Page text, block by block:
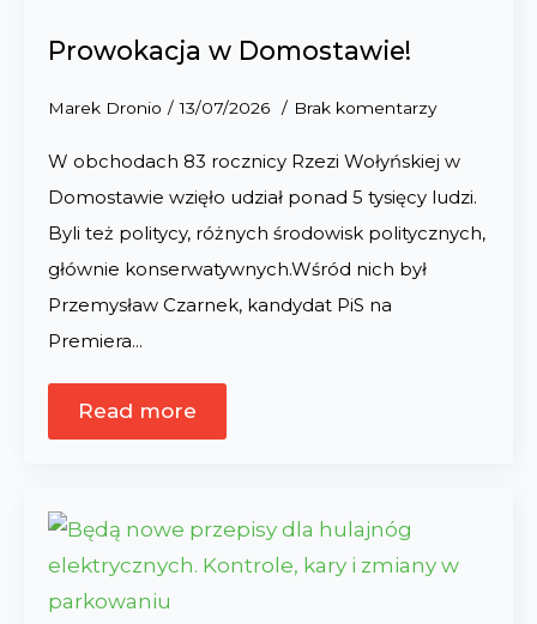
Prowokacja w Domostawie!
Marek Dronio 13/07/2026 Brak komentarzy
W obchodach 83 rocznicy Rzezi Wołyńskiej w
Domostawie wzięło udział ponad 5 tysięcy ludzi.
Byli też politycy, różnych środowisk politycznych,
głównie konserwatywnych.Wśród nich był
Przemysław Czarnek, kandydat PiS na
Premiera…
Read more